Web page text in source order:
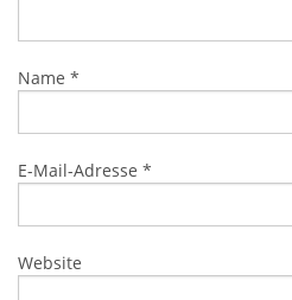
Name *
E-Mail-Adresse *
Website